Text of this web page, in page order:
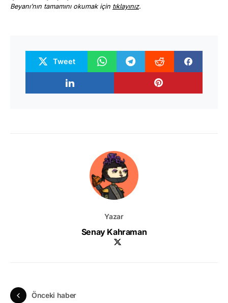
Beyanı’nın tamamını okumak için tıklayınız.
Tweet
Yazar
Senay Kahraman
Önceki haber